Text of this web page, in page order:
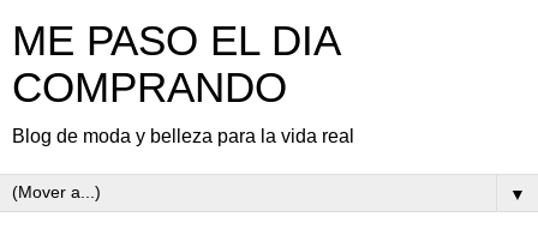
ME PASO EL DIA
COMPRANDO
Blog de moda y belleza para la vida real
▼